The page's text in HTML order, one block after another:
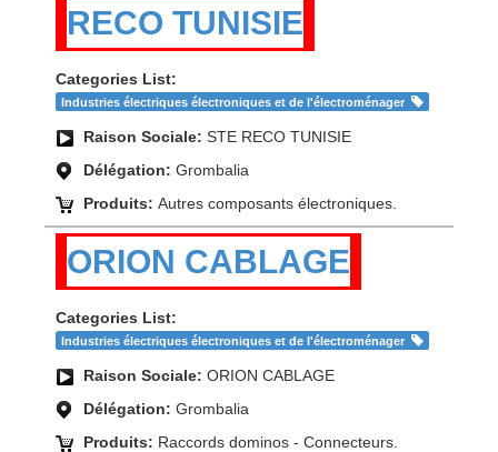
RECO TUNISIE
Categories List:
Industries électriques électroniques et de l'électroménager
Raison Sociale: STE RECO TUNISIE
Délégation: Grombalia
Produits: Autres composants électroniques.
ORION CABLAGE
Categories List:
Industries électriques électroniques et de l'électroménager
Raison Sociale: ORION CABLAGE
Délégation: Grombalia
Produits: Raccords dominos - Connecteurs.